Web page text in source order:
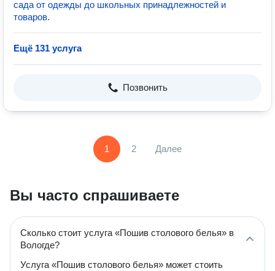
сада от одежды до школьных принадлежностей и
товаров.
Ещё 131 услуга
Позвонить
1 2 Далее
Вы часто спрашиваете
Сколько стоит услуга «Пошив столового белья» в
Вологде?
Услуга «Пошив столового белья» может стоить